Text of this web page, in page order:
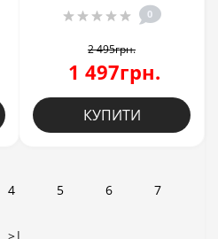
0
2 495грн.
1 497грн.
КУПИТИ
4 5 6 7